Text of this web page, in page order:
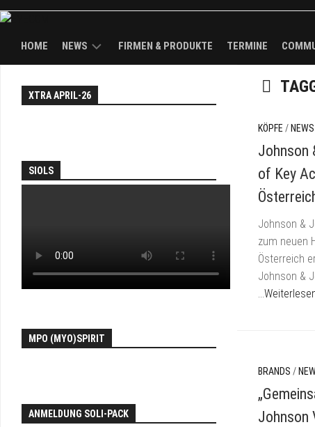
HOME NEWS
NEWS
FIRMEN & PRODUKTE TERMINE
FAIR
&
TV
KÖPFE / NEWS
Johnson
of Key
Johnson &
zum neuen
Österreich
Johnson &
BRANDS /
Johnson
XTRA APRIL-26
SIOLS
MPO (MYO)SPIRIT
ANMELDUNG SOLI-PACK